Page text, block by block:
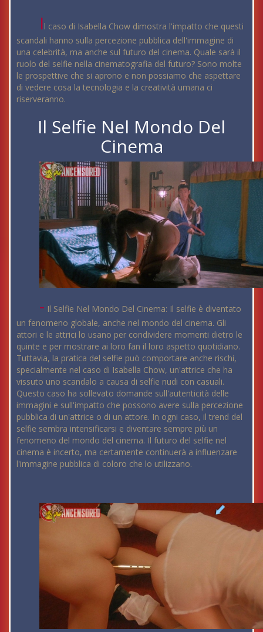
Il caso di Isabella Chow dimostra l'impatto che questi
scandali hanno sulla percezione pubblica dell'immagine di
una celebrità, ma anche sul futuro del cinema. Quale sarà il
ruolo del selfie nella cinematografia del futuro? Sono molte
le prospettive che si aprono e non possiamo che aspettare
di vedere cosa la tecnologia e la creatività umana ci
riserveranno.
Il Selfie Nel Mondo Del
Cinema
- Il Selfie Nel Mondo Del Cinema: Il selfie è diventato
un fenomeno globale, anche nel mondo del cinema. Gli
attori e le attrici lo usano per condividere momenti dietro le
quinte e per mostrare ai loro fan il loro aspetto quotidiano.
Tuttavia, la pratica del selfie può comportare anche rischi,
specialmente nel caso di Isabella Chow, un'attrice che ha
vissuto uno scandalo a causa di selfie nudi con casuali.
Questo caso ha sollevato domande sull'autenticità delle
immagini e sull'impatto che possono avere sulla percezione
pubblica di un'attrice o di un attore. In ogni caso, il trend del
selfie sembra intensificarsi e diventare sempre più un
fenomeno del mondo del cinema. Il futuro del selfie nel
cinema è incerto, ma certamente continuerà a influenzare
l'immagine pubblica di coloro che lo utilizzano.